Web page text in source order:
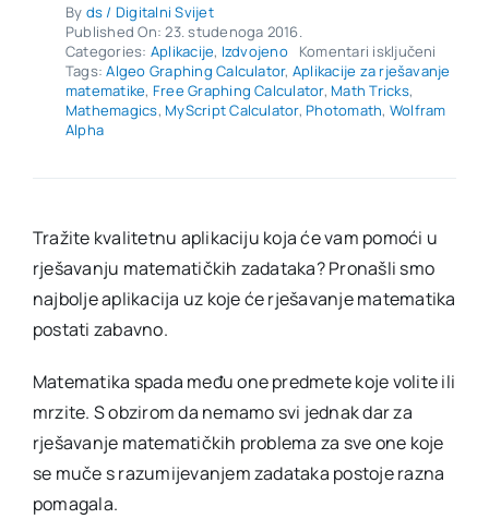
By ds / Digitalni Svijet
Published On: 23. studenoga 2016.
Categories: Aplikacije, Izdvojeno Komentari isključeni
Tags:Algeo Graphing Calculator, Aplikacije za rješavanje
matematike, Free Graphing Calculator,Math Tricks,
Mathemagics,MyScript Calculator,Photomath, Wolfram
Alpha
Tražite kvalitetnu aplikaciju koja će vam pomoći u
rješavanju matematičkih zadataka? Pronašli smo
najbolje aplikacija uz koje će rješavanje matematika
postati zabavno.
Matematika spada među one predmete koje volite ili
mrzite. S obzirom da nemamo svi jednak dar za
rješavanje matematičkih problema za sve one koje
se muče s razumijevanjem zadataka postoje razna
pomagala.